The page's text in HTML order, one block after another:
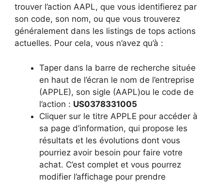
trouver l’action AAPL, que vous identifierez par
son code, son nom, ou que vous trouverez
généralement dans les listings de tops actions
actuelles. Pour cela, vous n’avez qu’à :
Taper dans la barre de recherche située
en haut de l’écran le nom de l’entreprise
(APPLE), son sigle (AAPL)ou le code de
l’action : US0378331005
Cliquer sur le titre APPLE pour accéder à
sa page d’information, qui propose les
résultats et les évolutions dont vous
pourriez avoir besoin pour faire votre
achat. C’est complet et vous pourrez
modifier l’affichage pour prendre